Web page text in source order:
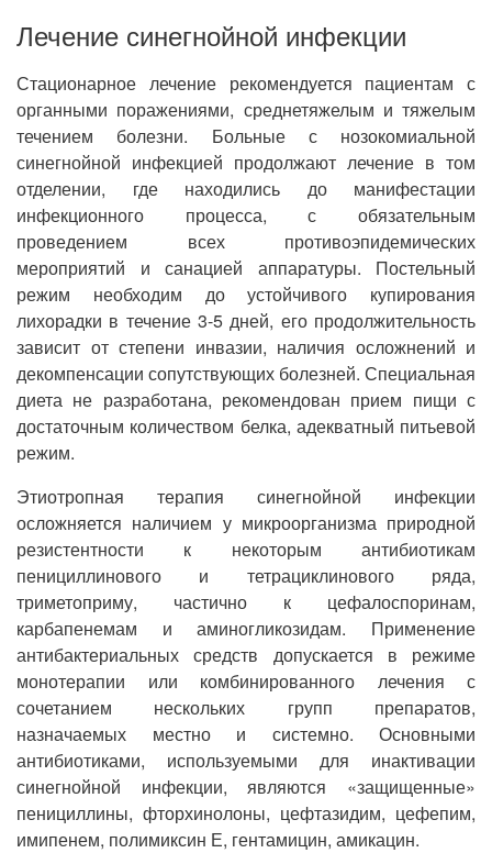
Лечение синегнойной инфекции
Стационарное лечение рекомендуется пациентам с
органными поражениями, среднетяжелым и тяжелым
течением болезни. Больные с нозокомиальной
синегнойной инфекцией продолжают лечение в том
отделении, где находились до манифестации
инфекционного процесса, с обязательным
проведением всех противоэпидемических
мероприятий и санацией аппаратуры. Постельный
режим необходим до устойчивого купирования
лихорадки в течение 3-5 дней, его продолжительность
зависит от степени инвазии, наличия осложнений и
декомпенсации сопутствующих болезней. Специальная
диета не разработана, рекомендован прием пищи с
достаточным количеством белка, адекватный питьевой
режим.
Этиотропная терапия синегнойной инфекции
осложняется наличием у микроорганизма природной
резистентности к некоторым антибиотикам
пенициллинового и тетрациклинового ряда,
триметоприму, частично к цефалоспоринам,
карбапенемам и аминогликозидам. Применение
антибактериальных средств допускается в режиме
монотерапии или комбинированного лечения с
сочетанием нескольких групп препаратов,
назначаемых местно и системно. Основными
антибиотиками, используемыми для инактивации
синегнойной инфекции, являются «защищенные»
пенициллины, фторхинолоны, цефтазидим, цефепим,
имипенем, полимиксин Е, гентамицин, амикацин.